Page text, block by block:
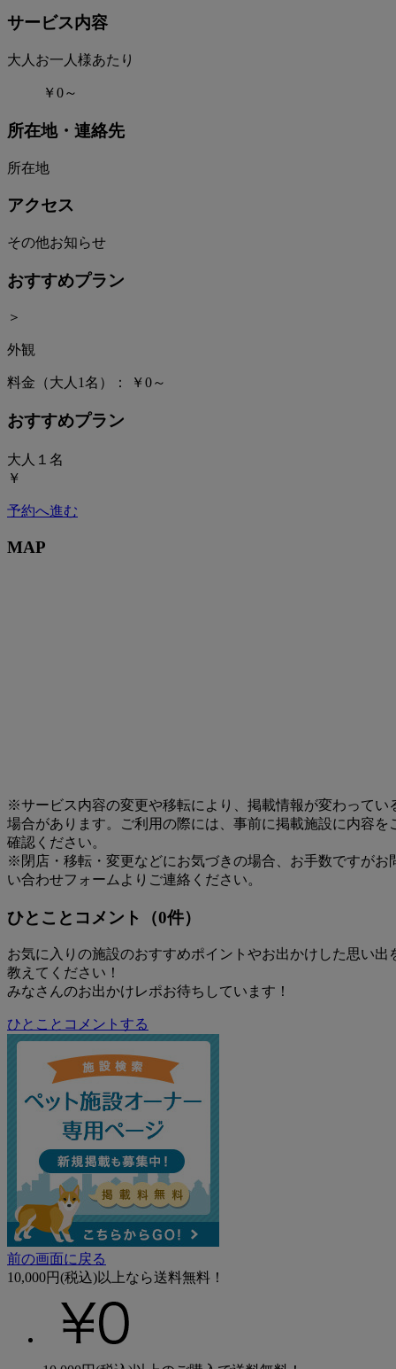
サービス内容
大人お一人様あたり
￥0～
所在地・連絡先
所在地
アクセス
その他お知らせ
おすすめプラン
＞
外観
料金（大人1名）： ￥0～
おすすめプラン
大人１名
￥
予約へ進む
MAP
※サービス内容の変更や移転により、掲載情報が変わってい
場合があります。ご利用の際には、事前に掲載施設に内容を
確認ください。
※閉店・移転・変更などにお気づきの場合、お手数ですがお
い合わせフォームよりご連絡ください。
ひとことコメント（0件）
お気に入りの施設のおすすめポイントやお出かけした思い出
教えてください！
みなさんのお出かけレポお待ちしています！
ひとことコメントする
前の画面に戻る
10,000円(税込)以上なら送料無料！